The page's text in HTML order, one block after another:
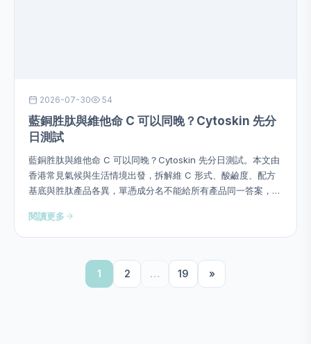
2026-07-30 54
藍銅胜肽與維他命 C 可以同晚？Cytoskin 先分
日測試
藍銅胜肽與維他命 C 可以同晚？Cytoskin 先分日測試。本文由
香港常見氣候與生活情境出發，拆解維 C 形式、酸鹼度、配方
基底與胜肽產品各異，單憑成分名不能給所有產品同一答案，並
成分或作過度功效承諾。
閱讀更多
1 2 … 19 »